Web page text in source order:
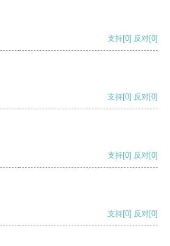
支持[0] 反对[0]
支持[0] 反对[0]
支持[0] 反对[0]
支持[0] 反对[0]